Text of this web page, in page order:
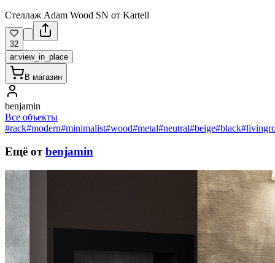
Стеллаж Adam Wood SN от Kartell
32
ar.view_in_place
В магазин
benjamin
Все объекты
#rack#modern#minimalist#wood#metal#neutral#beige#black
Ещё от benjamin